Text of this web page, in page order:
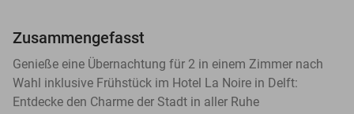
Zusammengefasst
Genieße eine Übernachtung für 2 in einem Zimmer nach
Wahl inklusive Frühstück im Hotel La Noire in Delft:
Entdecke den Charme der Stadt in aller Ruhe